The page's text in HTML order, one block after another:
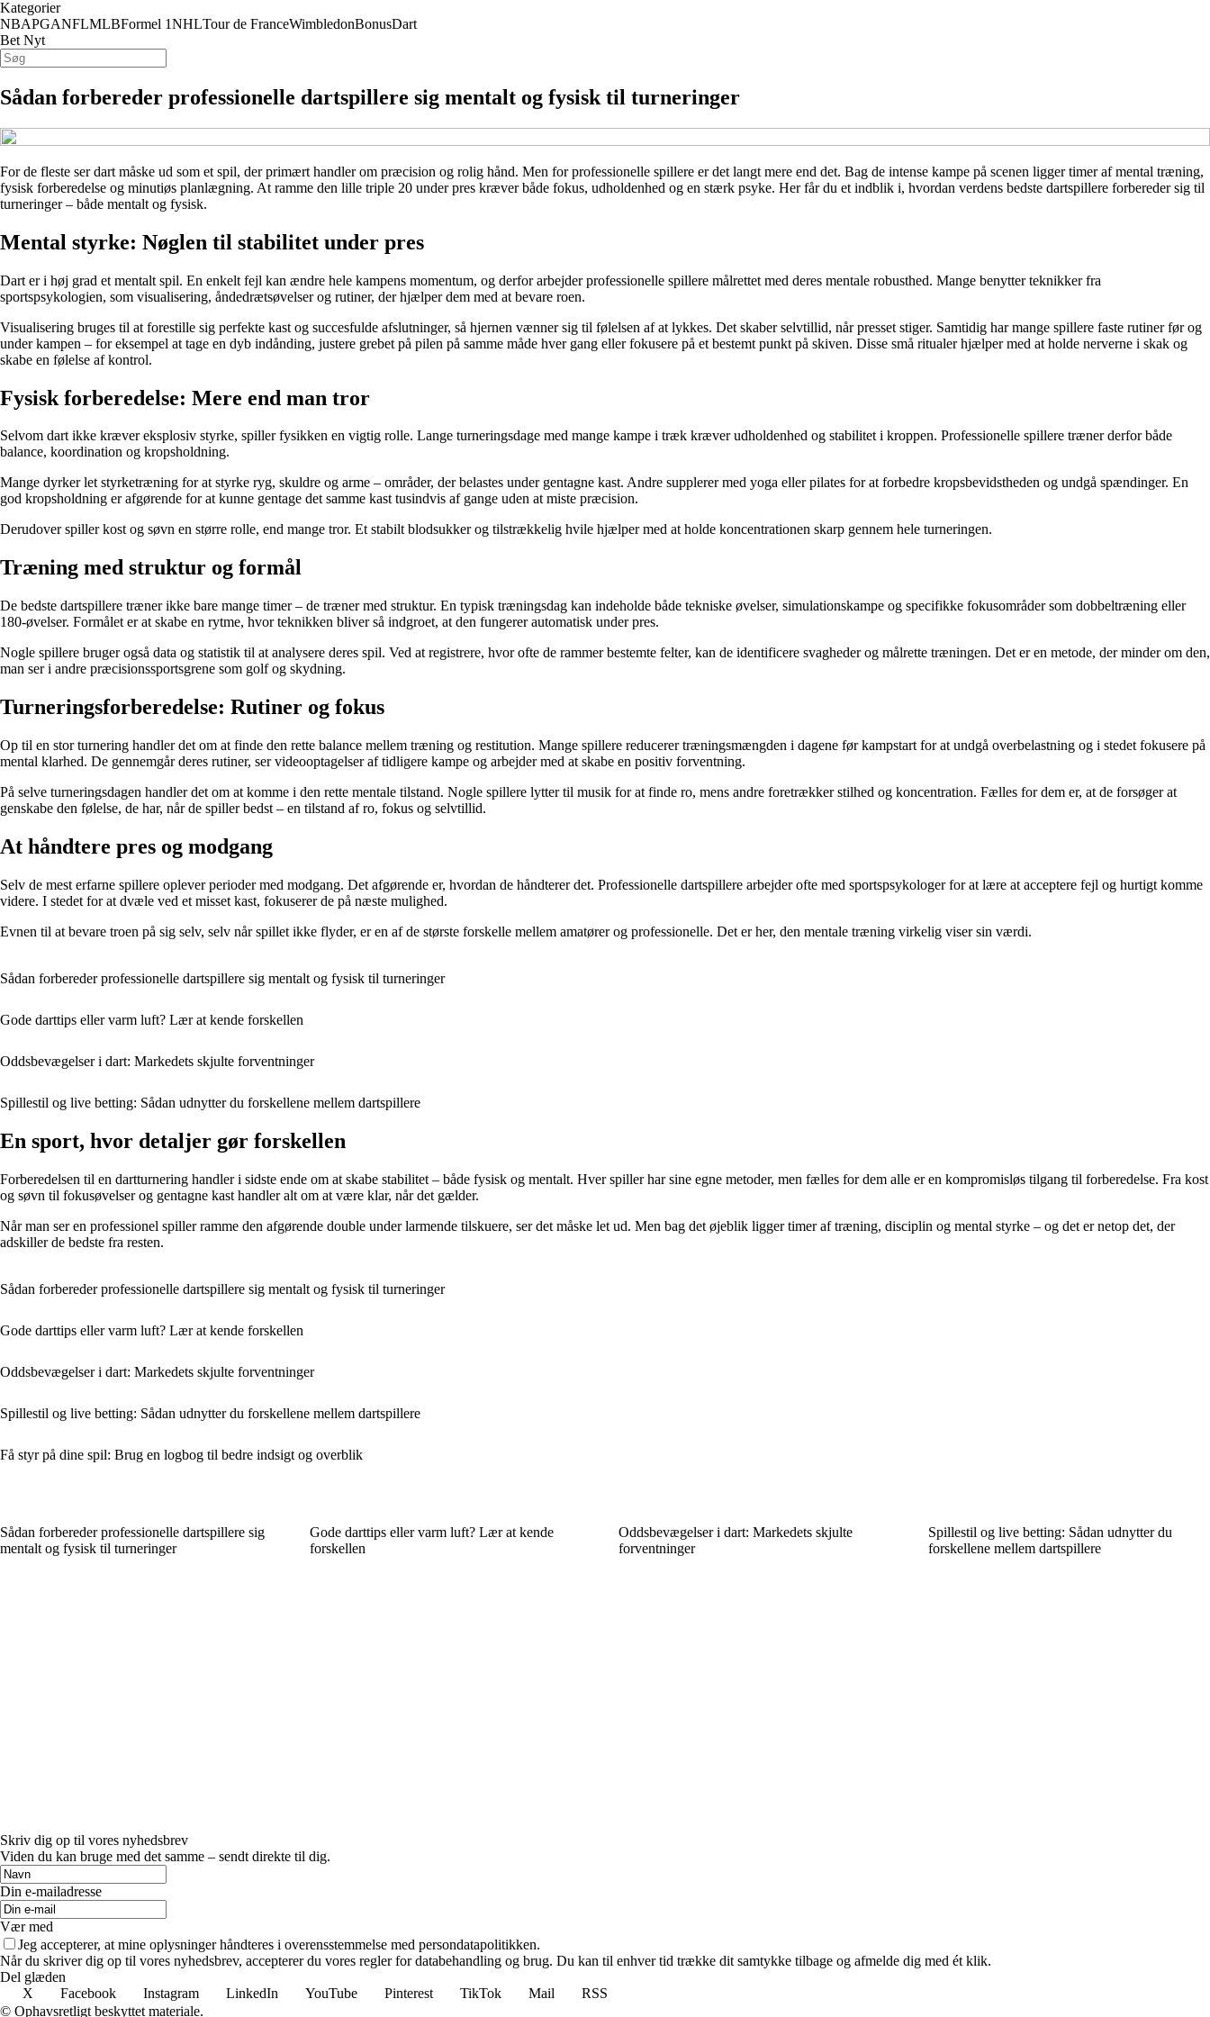
Kategorier
NBAPGANFLMLBFormel 1NHLTour de FranceWimbledonBonusDart
Bet Nyt
Sådan forbereder professionelle dartspillere sig mentalt og fysisk til turneringer
For de fleste ser dart måske ud som et spil, der primært handler om præcision og rolig hånd. Men for professionelle spillere er det langt mere end det. Bag de intense kampe på scenen ligger timer af mental træning,
fysisk forberedelse og minutiøs planlægning. At ramme den lille triple 20 under pres kræver både fokus, udholdenhed og en stærk psyke. Her får du et indblik i, hvordan verdens bedste dartspillere forbereder sig til
turneringer – både mentalt og fysisk.
Mental styrke: Nøglen til stabilitet under pres
Dart er i høj grad et mentalt spil. En enkelt fejl kan ændre hele kampens momentum, og derfor arbejder professionelle spillere målrettet med deres mentale robusthed. Mange benytter teknikker fra
sportspsykologien, som visualisering, åndedrætsøvelser og rutiner, der hjælper dem med at bevare roen.
Visualisering bruges til at forestille sig perfekte kast og succesfulde afslutninger, så hjernen vænner sig til følelsen af at lykkes. Det skaber selvtillid, når presset stiger. Samtidig har mange spillere faste rutiner før og
under kampen – for eksempel at tage en dyb indånding, justere grebet på pilen på samme måde hver gang eller fokusere på et bestemt punkt på skiven. Disse små ritualer hjælper med at holde nerverne i skak og
skabe en følelse af kontrol.
Fysisk forberedelse: Mere end man tror
Selvom dart ikke kræver eksplosiv styrke, spiller fysikken en vigtig rolle. Lange turneringsdage med mange kampe i træk kræver udholdenhed og stabilitet i kroppen. Professionelle spillere træner derfor både
balance, koordination og kropsholdning.
Mange dyrker let styrketræning for at styrke ryg, skuldre og arme – områder, der belastes under gentagne kast. Andre supplerer med yoga eller pilates for at forbedre kropsbevidstheden og undgå spændinger. En
god kropsholdning er afgørende for at kunne gentage det samme kast tusindvis af gange uden at miste præcision.
Derudover spiller kost og søvn en større rolle, end mange tror. Et stabilt blodsukker og tilstrækkelig hvile hjælper med at holde koncentrationen skarp gennem hele turneringen.
Træning med struktur og formål
De bedste dartspillere træner ikke bare mange timer – de træner med struktur. En typisk træningsdag kan indeholde både tekniske øvelser, simulationskampe og specifikke fokusområder som dobbeltræning eller
180-øvelser. Formålet er at skabe en rytme, hvor teknikken bliver så indgroet, at den fungerer automatisk under pres.
Nogle spillere bruger også data og statistik til at analysere deres spil. Ved at registrere, hvor ofte de rammer bestemte felter, kan de identificere svagheder og målrette træningen. Det er en metode, der minder om den,
man ser i andre præcisionssportsgrene som golf og skydning.
Turneringsforberedelse: Rutiner og fokus
Op til en stor turnering handler det om at finde den rette balance mellem træning og restitution. Mange spillere reducerer træningsmængden i dagene før kampstart for at undgå overbelastning og i stedet fokusere på
mental klarhed. De gennemgår deres rutiner, ser videooptagelser af tidligere kampe og arbejder med at skabe en positiv forventning.
På selve turneringsdagen handler det om at komme i den rette mentale tilstand. Nogle spillere lytter til musik for at finde ro, mens andre foretrækker stilhed og koncentration. Fælles for dem er, at de forsøger at
genskabe den følelse, de har, når de spiller bedst – en tilstand af ro, fokus og selvtillid.
At håndtere pres og modgang
Selv de mest erfarne spillere oplever perioder med modgang. Det afgørende er, hvordan de håndterer det. Professionelle dartspillere arbejder ofte med sportspsykologer for at lære at acceptere fejl og hurtigt komme
videre. I stedet for at dvæle ved et misset kast, fokuserer de på næste mulighed.
Evnen til at bevare troen på sig selv, selv når spillet ikke flyder, er en af de største forskelle mellem amatører og professionelle. Det er her, den mentale træning virkelig viser sin værdi.
Sådan forbereder professionelle dartspillere sig mentalt og fysisk til turneringer
Gode darttips eller varm luft? Lær at kende forskellen
Oddsbevægelser i dart: Markedets skjulte forventninger
Spillestil og live betting: Sådan udnytter du forskellene mellem dartspillere
En sport, hvor detaljer gør forskellen
Forberedelsen til en dartturnering handler i sidste ende om at skabe stabilitet – både fysisk og mentalt. Hver spiller har sine egne metoder, men fælles for dem alle er en kompromisløs tilgang til forberedelse. Fra kost
og søvn til fokusøvelser og gentagne kast handler alt om at være klar, når det gælder.
Når man ser en professionel spiller ramme den afgørende double under larmende tilskuere, ser det måske let ud. Men bag det øjeblik ligger timer af træning, disciplin og mental styrke – og det er netop det, der
adskiller de bedste fra resten.
Sådan forbereder professionelle dartspillere sig mentalt og fysisk til turneringer
Gode darttips eller varm luft? Lær at kende forskellen
Oddsbevægelser i dart: Markedets skjulte forventninger
Spillestil og live betting: Sådan udnytter du forskellene mellem dartspillere
Få styr på dine spil: Brug en logbog til bedre indsigt og overblik
Sådan forbereder professionelle dartspillere sig
mentalt og fysisk til turneringer
Gode darttips eller varm luft? Lær at kende
forskellen
Oddsbevægelser i dart: Markedets skjulte
forventninger
Spillestil og live betting: Sådan udnytter du
forskellene mellem dartspillere
Skriv dig op til vores nyhedsbrev
Viden du kan bruge med det samme – sendt direkte til dig.
Din e-mailadresse
Vær med
Jeg accepterer, at mine oplysninger håndteres i overensstemmelse med persondatapolitikken.
Når du skriver dig op til vores nyhedsbrev, accepterer du vores regler for databehandling og brug. Du kan til enhver tid trække dit samtykke tilbage og afmelde dig med ét klik.
Del glæden
X
Facebook Instagram LinkedIn YouTube Pinterest TikTok Mail
RSS
© Ophavsretligt beskyttet materiale.